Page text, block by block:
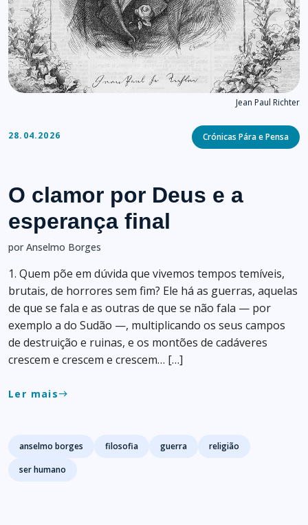
Jean Paul Richter
28.04.2026 Categories
Crónicas Pára e Pensa
O clamor por Deus e a
esperança final
por Anselmo Borges
1. Quem põe em dúvida que vivemos tempos temíveis,
brutais, de horrores sem fim? Ele há as guerras, aquelas
de que se fala e as outras de que se não fala — por
exemplo a do Sudão —, multiplicando os seus campos
de destruição e ruinas, e os montões de cadáveres
crescem e crescem e crescem… […]
Ler maiseast
Tags
anselmo borges filosofia guerra
religião
ser humano